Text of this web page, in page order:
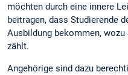
möchten durch eine innere
beitragen, dass Studierende
Ausbildung bekommen,
zählt.
Angehörige sind dazu